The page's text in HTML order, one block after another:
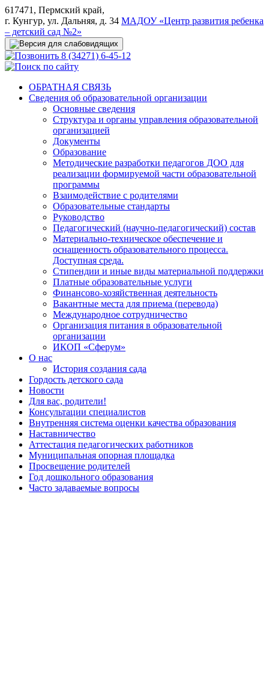
617471, Пермский край,
г. Кунгур, ул. Дальняя, д. 34 МАДОУ «Центр развития ребенка
– детский сад №2»
8 (34271) 6-45-12
ОБРАТНАЯ СВЯЗЬ
Сведения об образовательной организации
Основные сведения
Структура и органы управления образовательной
организацией
Документы
Образование
Методические разработки педагогов ДОО для
реализации формируемой части образовательной
программы
Взаимодействие с родителями
Образовательные стандарты
Руководство
Педагогический (научно-педагогический) состав
Материально-техническое обеспечение и
оснащенность образовательного процесса.
Доступная среда.
Стипендии и иные виды материальной поддержки
Платные образовательные услуги
Финансово-хозяйственная деятельность
Вакантные места для приема (перевода)
Международное сотрудничество
Организация питания в образовательной
организации
ИКОП «Сферум»
О нас
История создания сада
Гордость детского сада
Новости
Для вас, родители!
Консультации специалистов
Внутренняя система оценки качества образования
Наставничество
Аттестация педагогических работников
Муниципальная опорная площадка
Просвещение родителей
Год дошкольного образования
Часто задаваемые вопросы